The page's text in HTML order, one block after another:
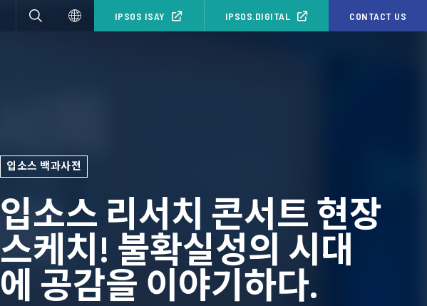
IPSOS ISAY IPSOS.DIGITAL CONTACT US
입소스 백과사전
입소스 리서치 콘서트 현장
스케치! 불확실성의 시대
에 공감을 이야기하다.